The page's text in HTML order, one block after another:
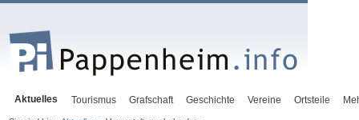
Aktuelles Tourismus Grafschaft Geschichte Vereine Ortsteile